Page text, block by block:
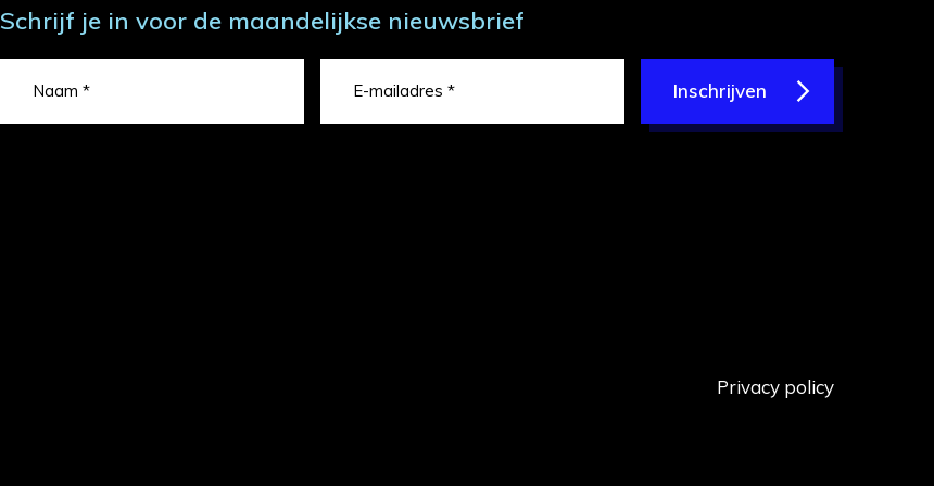
Schrijf je in voor de maandelijkse nieuwsbrief
Inschrijven
Privacy policy